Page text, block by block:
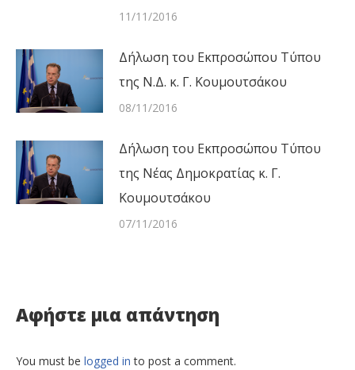
11/11/2016
Δήλωση του Εκπροσώπου Τύπου
της Ν.Δ. κ. Γ. Κουμουτσάκου
08/11/2016
Δήλωση του Εκπροσώπου Τύπου
της Νέας Δημοκρατίας κ. Γ.
Κουμουτσάκου
07/11/2016
Αφήστε μια απάντηση
You must be logged in to post a comment.